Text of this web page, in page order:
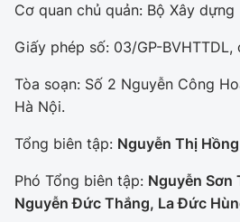
Cơ quan chủ quản: Bộ Xây dựng
Giấy phép số: 03/GP-
Tòa soạn: Số 2 Nguyễn Công
Hà Nội.
Tổng biên tập: Nguyễn Thị
Phó Tổng biên tập: Nguyễn Sơn
Nguyễn Đức Thắng, La Đức